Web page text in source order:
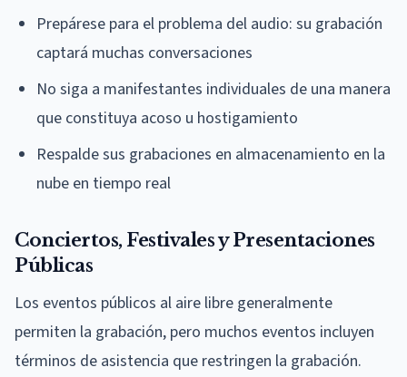
Prepárese para el problema del audio: su grabación
captará muchas conversaciones
No siga a manifestantes individuales de una manera
que constituya acoso u hostigamiento
Respalde sus grabaciones en almacenamiento en la
nube en tiempo real
Conciertos, Festivales y Presentaciones
Públicas
Los eventos públicos al aire libre generalmente
permiten la grabación, pero muchos eventos incluyen
términos de asistencia que restringen la grabación.